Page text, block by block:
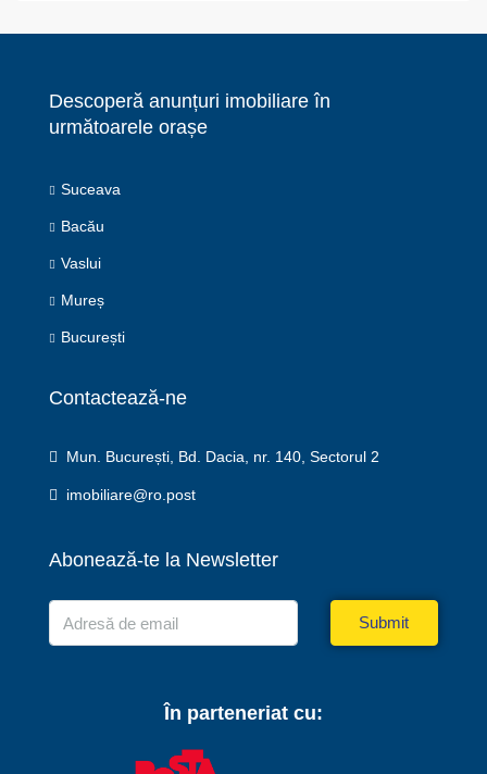
Descoperă anunțuri imobiliare în
următoarele orașe
Suceava
Bacău
Vaslui
Mureș
București
Contactează-ne
Mun. București, Bd. Dacia, nr. 140, Sectorul 2
imobiliare@ro.post
Abonează-te la Newsletter
Submit
În parteneriat cu: